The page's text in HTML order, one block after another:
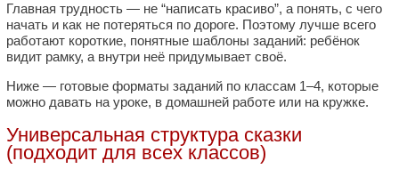
Главная трудность — не “написать красиво”, а понять, с чего
начать и как не потеряться по дороге. Поэтому лучше всего
работают короткие, понятные шаблоны заданий: ребёнок
видит рамку, а внутри неё придумывает своё.
Ниже — готовые форматы заданий по классам 1–4, которые
можно давать на уроке, в домашней работе или на кружке.
Универсальная структура сказки
(подходит для всех классов)